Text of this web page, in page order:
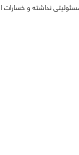
نداشته و خسارات